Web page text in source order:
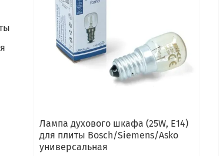
Лампа духового шкафа (25W, E14)
для плиты Bosch/Siemens/Asko
универсальная